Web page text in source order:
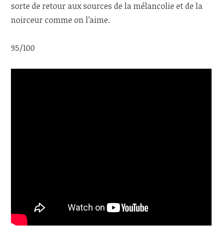
sorte de retour aux sources de la mélancolie et de la
noirceur comme on l’aime.
95/100